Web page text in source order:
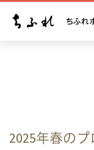
2025年春の